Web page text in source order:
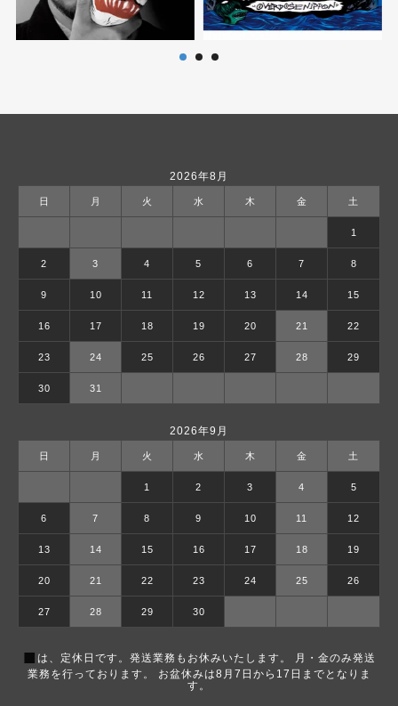
2026年8月
日 月 火 水 木 金 土
1
2 3 4 5 6 7 8
9 10 11 12 13 14 15
16 17 18 19 20 21 22
23 24 25 26 27 28 29
30 31
2026年9月
日 月 火 水 木 金 土
1 2 3 4 5
6 7 8 9 10 11 12
13 14 15 16 17 18 19
20 21 22 23 24 25 26
27 28 29 30
■ は、定休日です。発送業務もお休みいたします。 月・金のみ発送
業務を行っております。 お盆休みは8月7日から17日までとなりま
す。